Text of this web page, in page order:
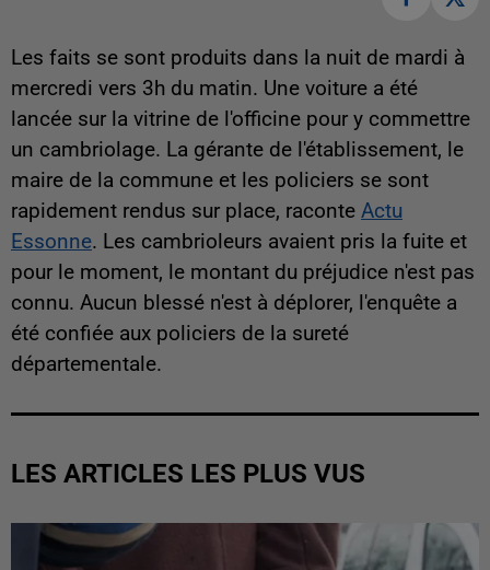
Les faits se sont produits dans la nuit de mardi à
mercredi vers 3h du matin. Une voiture a été
lancée sur la vitrine de l'officine pour y commettre
un cambriolage. La gérante de l'établissement, le
maire de la commune et les policiers se sont
rapidement rendus sur place, raconte Actu
Essonne. Les cambrioleurs avaient pris la fuite et
pour le moment, le montant du préjudice n'est pas
connu. Aucun blessé n'est à déplorer, l'enquête a
été confiée aux policiers de la sureté
départementale.
LES ARTICLES LES PLUS VUS